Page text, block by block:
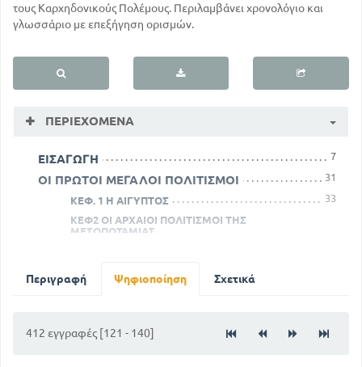
τους Καρχηδονικούς Πολέμους. Περιλαμβάνει χρονολόγιο και
γλωσσάριο με επεξήγηση ορισμών.
ΠΕΡΙΕΧΌΜΕΝΑ
ΕΙΣΑΓΩΓΗ 7
ΟΙ ΠΡΩΤΟΙ ΜΕΓΑΛΟΙ ΠΟΛΙΤΙΣΜΟΙ 31
ΚΕΦ. 1 Η ΑΙΓΥΠΤΟΣ
33
ΚΕΦ2 ΟΙ ΑΡΧΑΙΟΙ ΠΟΛΙΤΙΣΜΟΙ ΤΗΣ
ΜΕΣΟΠΟΤΑΜΙΑΣ
Ο ΕΛΛΗΝΙΚΟΣ ΧΩΡΟΣ ΚΑΙ ΟΙ ΠΡΟΙΣΤΟΡΙΚΟΙ ΤΟΥ
Περιγραφή Ψηφιοποίηση Σχετικά
412 εγγραφές [121 - 140]